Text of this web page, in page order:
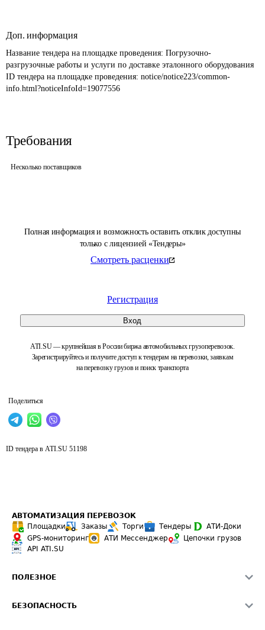
Полная информация и возможность оставить отклик доступны
только с лицензией «Тендеры»
Смотреть расценки
Регистрация
Вход
ATI.SU — крупнейшая в России биржа автомобильных грузоперевозок.
Зарегистрируйтесь и получите доступ к тендерам на перевозки, заявкам
на перевозку грузов и поиск транспорта
Поделиться
Доп. информация
Название тендера на площадке проведения: Погрузочно-
разгрузочные работы и услуги по доставке эталонного оборудования
ID тендера на площадке проведения: notice/notice223/common-
info.html?noticeInfoId=19077556
Требования
Несколько поставщиков
ID тендера в ATI.SU 51198
АВТОМАТИЗАЦИЯ ПЕРЕВОЗОК
Площадки
Заказы Торги Тендеры
АТИ-Доки
GPS-мониторинг
АТИ Мессенджер
Цепочки грузов
API ATI.SU
ПОЛЕЗНОЕ
БЕЗОПАСНОСТЬ